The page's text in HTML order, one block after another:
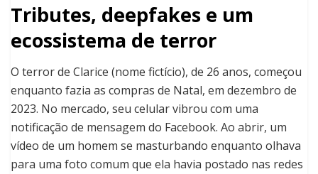
Tributes, deepfakes e um
ecossistema de terror
O terror de Clarice (nome fictício), de 26 anos, começou
enquanto fazia as compras de Natal, em dezembro de
2023. No mercado, seu celular vibrou com uma
notificação de mensagem do Facebook. Ao abrir, um
vídeo de um homem se masturbando enquanto olhava
para uma foto comum que ela havia postado nas redes